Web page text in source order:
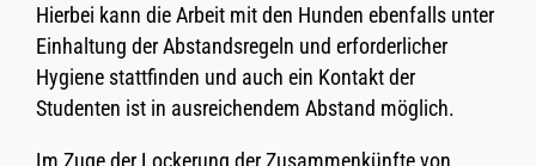
Hierbei kann die Arbeit mit den Hunden ebenfalls unter
Einhaltung der Abstandsregeln und erforderlicher
Hygiene stattfinden und auch ein Kontakt der
Studenten ist in ausreichendem Abstand möglich.
Im Zuge der Lockerung der Zusammenkünfte von